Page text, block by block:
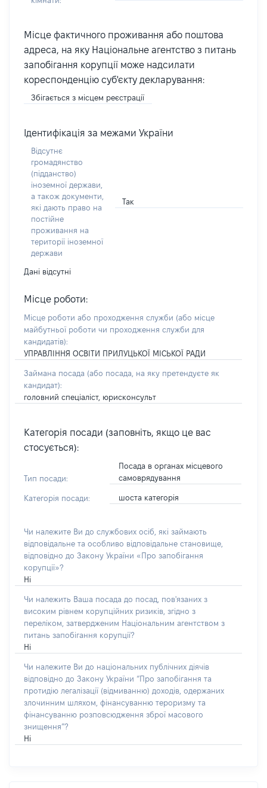
Місце фактичного проживання або поштова
адреса, на яку Національне агентство з питань
запобігання корупції може надсилати
кореспонденцію суб'єкту декларування:
Збігається з місцем реєстрації
Ідентифікація за межами України
Відсутнє
громадянство
(підданство)
іноземної держави,
а також документи,
які дають право на
постійне
проживання на
території іноземної
держави
Так
Дані відсутні
Місце роботи:
Місце роботи або проходження служби (або місце
майбутньої роботи чи проходження служби для
кандидатів):
УПРАВЛІННЯ ОСВІТИ ПРИЛУЦЬКОЇ МІСЬКОЇ РАДИ
Займана посада (або посада, на яку претендуєте як
кандидат):
головний спеціаліст, юрисконсульт
Категорія посади (заповніть, якщо це вас
стосується):
Тип посади:
Посада в органах місцевого
самоврядування
Категорія посади: шоста категорія
Чи належите Ви до службових осіб, які займають
відповідальне та особливо відповідальне становище,
відповідно до Закону України «Про запобігання
корупції»?
Ні
Чи належить Ваша посада до посад, пов'язаних з
високим рівнем корупційних ризиків, згідно з
переліком, затвердженим Національним агентством з
питань запобігання корупції?
Ні
Чи належите Ви до національних публічних діячів
відповідно до Закону України “Про запобігання та
протидію легалізації (відмиванню) доходів, одержаних
злочинним шляхом, фінансуванню тероризму та
фінансуванню розповсюдження зброї масового
знищення”?
Ні